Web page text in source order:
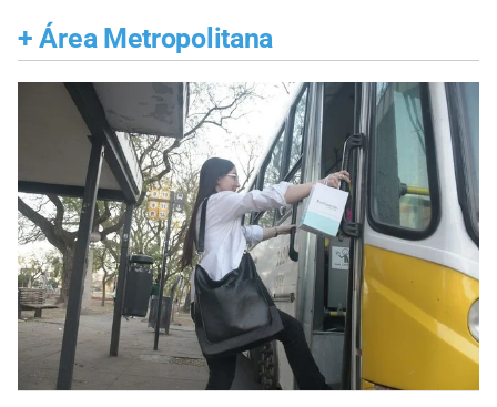
+ Área Metropolitana